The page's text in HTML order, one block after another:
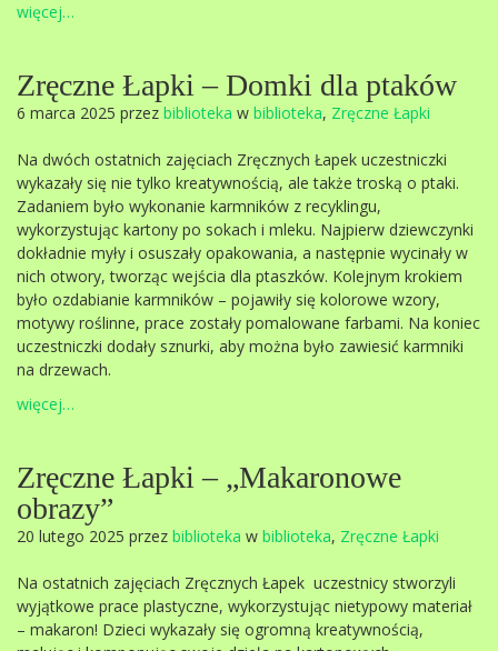
więcej…
Zręczne Łapki – Domki dla ptaków
6 marca 2025 przez biblioteka w biblioteka, Zręczne Łapki
Na dwóch ostatnich zajęciach Zręcznych Łapek uczestniczki
wykazały się nie tylko kreatywnością, ale także troską o ptaki.
Zadaniem było wykonanie karmników z recyklingu,
wykorzystując kartony po sokach i mleku. Najpierw dziewczynki
dokładnie myły i osuszały opakowania, a następnie wycinały w
nich otwory, tworząc wejścia dla ptaszków. Kolejnym krokiem
było ozdabianie karmników – pojawiły się kolorowe wzory,
motywy roślinne, prace zostały pomalowane farbami. Na koniec
uczestniczki dodały sznurki, aby można było zawiesić karmniki
na drzewach.
więcej…
Zręczne Łapki – „Makaronowe
obrazy”
20 lutego 2025 przez biblioteka w biblioteka, Zręczne Łapki
Na ostatnich zajęciach Zręcznych Łapek uczestnicy stworzyli
wyjątkowe prace plastyczne, wykorzystując nietypowy materiał
– makaron! Dzieci wykazały się ogromną kreatywnością,